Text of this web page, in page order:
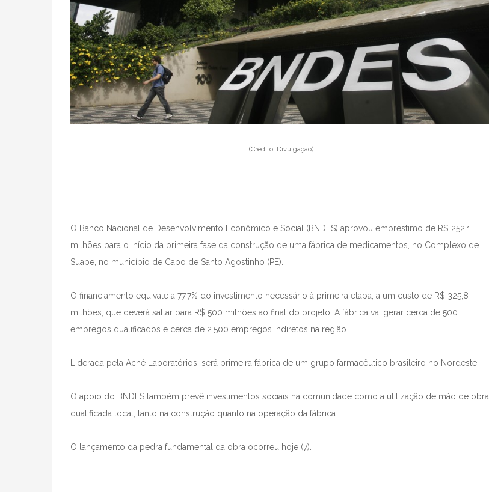
(Crédito: Divulgação)
O Banco Nacional de Desenvolvimento Econômico e Social (BNDES) aprovou empréstimo de R$ 252,1
milhões para o início da primeira fase da construção de uma fábrica de medicamentos, no Complexo de
Suape, no município de Cabo de Santo Agostinho (PE).
O financiamento equivale a 77,7% do investimento necessário à primeira etapa, a um custo de R$ 325,8
milhões, que deverá saltar para R$ 500 milhões ao final do projeto. A fábrica vai gerar cerca de 500
empregos qualificados e cerca de 2.500 empregos indiretos na região.
Liderada pela Aché Laboratórios, será primeira fábrica de um grupo farmacêutico brasileiro no Nordeste.
O apoio do BNDES também prevê investimentos sociais na comunidade como a utilização de mão de obra
qualificada local, tanto na construção quanto na operação da fábrica.
O lançamento da pedra fundamental da obra ocorreu hoje (7).